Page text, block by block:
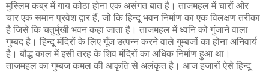
मुस्लिम कब्र में गाय कोठा होना एक असंगत बात है। ताजमहल में चारों ओर
चार एक समान प्रवेश द्वार हैं, जो कि हिन्दू भवन निर्माण का एक विलक्षण तरीका
है जिसे कि चतुर्मुखी भवन कहा जाता है। ताजमहल में ध्वनि को गुंजाने वाला
गुम्बद है। हिन्दू मंदिरों के लिए गूँज उत्पन्न करने वाले गुम्बजों का होना अनिवार्य
है। बौद्ध काल में इसी तरह के शिव मंदिरों का अधिक निर्माण हुआ था।
ताजमहल का गुम्बज कमल की आकृति से अलंकृत है। आज हजारों ऐसे हिन्दू